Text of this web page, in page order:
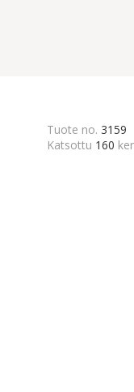
Tuote no. 3159
Katsottu 160